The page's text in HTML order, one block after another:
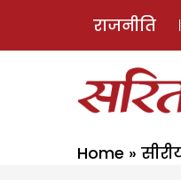
राजनीति
Home »